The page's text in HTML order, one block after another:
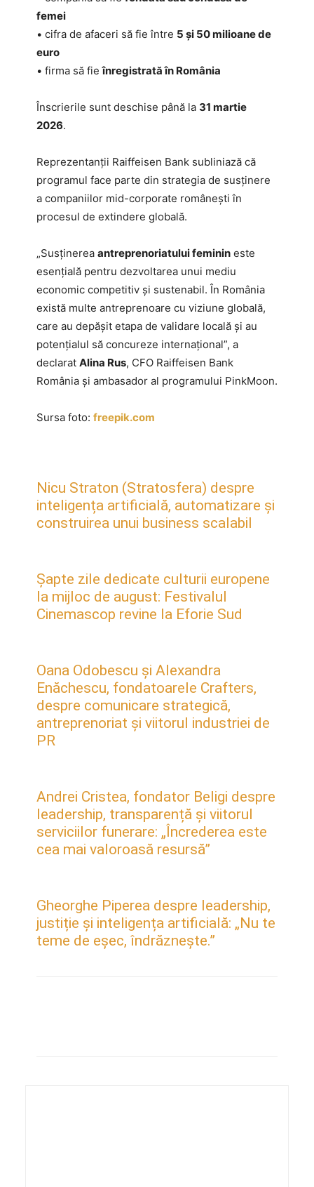
femei
• cifra de afaceri să fie între 5 și 50 milioane de
euro
• firma să fieînregistrată în România
Înscrierile sunt deschise până la 31 martie
2026.
Reprezentanții Raiffeisen Bank subliniază că
programul face parte din strategia de susținere
a companiilor mid-corporate românești în
procesul de extindere globală.
„Susținerea antreprenoriatului feminin este
esențială pentru dezvoltarea unui mediu
economic competitiv și sustenabil. În România
există multe antreprenoare cu viziune globală,
care au depășit etapa de validare locală și au
potențialul să concureze internațional”, a
declarat Alina Rus, CFO Raiffeisen Bank
România și ambasador al programului PinkMoon.
Sursa foto: freepik.com
Nicu Straton (Stratosfera) despre
inteligența artificială, automatizare și
construirea unui business scalabil
Șapte zile dedicate culturii europene
la mijloc de august: Festivalul
Cinemascop revine la Eforie Sud
Oana Odobescu și Alexandra
Enăchescu, fondatoarele Crafters,
despre comunicare strategică,
antreprenoriat și viitorul industriei de
PR
Andrei Cristea, fondator Beligi despre
leadership, transparență și viitorul
serviciilor funerare: „Încrederea este
cea mai valoroasă resursă”
Gheorghe Piperea despre leadership,
justiție și inteligența artificială: „Nu te
teme de eșec, îndrăznește.”